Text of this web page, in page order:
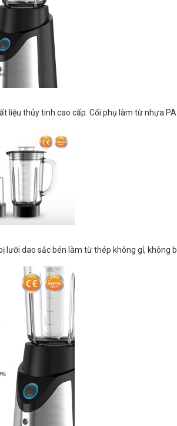
liệu thủy tinh cao cấp. Cối phụ làm từ nhựa
lưỡi dao sắc bén làm từ thép không gỉ,